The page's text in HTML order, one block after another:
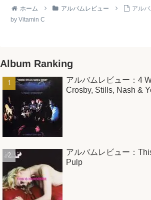
ホーム アルバムレビュー
アル
by Vitamin C
Album Ranking
アルバムレビュー：4
Crosby, Stills, Nash &
アルバムレビュー：
Pulp